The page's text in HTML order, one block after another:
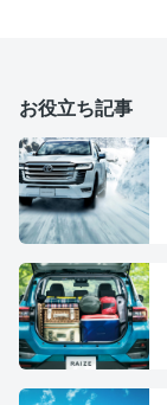
お役立ち記事